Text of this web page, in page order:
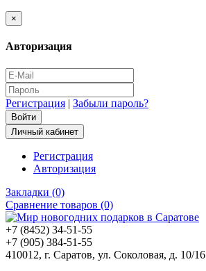
×
Авторизация
Регистрация | Забыли пароль?
Личный кабинет
Регистрация
Авторизация
Закладки (0)
Сравнение товаров (0)
+7 (8452) 34-51-55
+7 (905) 384-51-55
410012, г. Саратов, ул. Соколовая, д. 10/16